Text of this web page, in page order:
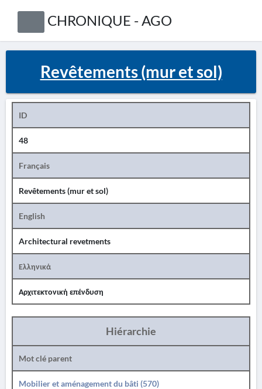
CHRONIQUE - AGO
Revêtements (mur et sol)
ID
48
Français
Revêtements (mur et sol)
English
Architectural revetments
Ελληνικά
Αρχιτεκτονική επένδυση
Hiérarchie
Mot clé parent
Mobilier et aménagement du bâti (570)